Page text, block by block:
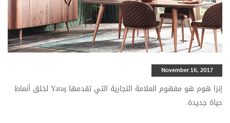
November 16, 2017
إنزا هوم هو مفهوم العلامة التجارية التي تقدمها Yataş لخلق أنماط
حياة جديدة.